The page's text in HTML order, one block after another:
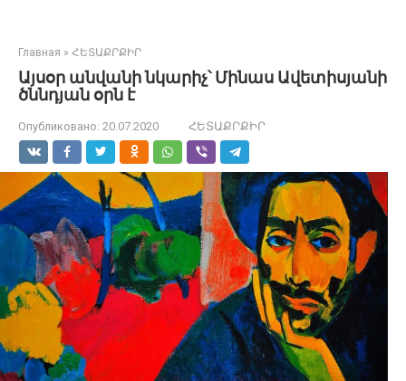
Главная » ՀԵՏԱՔՐՔԻՐ
Այսօր անվանի նկարիչ՝ Մինաս Ավետիսյանի
ծննդյան օրն է
Опубликовано: 20.07.2020 ՀԵՏԱՔՐՔԻՐ